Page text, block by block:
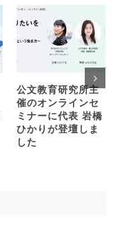
公文教育研究所主
催のオンラインセ
ミナーに代表 岩橋
ひかりが登壇しま
した